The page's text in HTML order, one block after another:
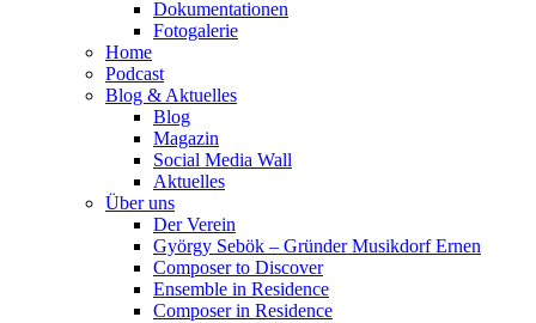
Dokumentationen
Fotogalerie
Home
Podcast
Blog & Aktuelles
Blog
Magazin
Social Media Wall
Aktuelles
Über uns
Der Verein
György Sebök – Gründer Musikdorf Ernen
Composer to Discover
Ensemble in Residence
Composer in Residence